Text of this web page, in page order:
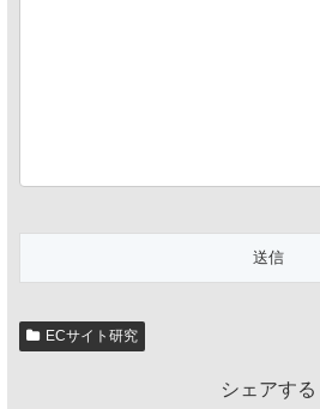
ECサイト研究
シェアする